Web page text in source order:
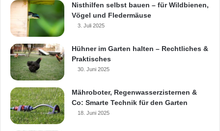
Nisthilfen selbst bauen – für Wildbienen,
Vögel und Fledermäuse
3. Juli 2025
Hühner im Garten halten – Rechtliches &
Praktisches
30. Juni 2025
Mähroboter, Regenwasserzisternen &
Co: Smarte Technik für den Garten
18. Juni 2025